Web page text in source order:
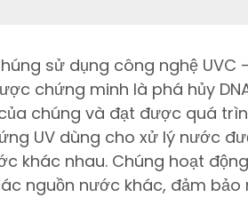
sử dụng công nghệ
chứng minh là phá hủy
chúng và đạt được quá
UV dùng cho xử lý nước
khác nhau. Chúng hoạt
nguồn nước khác, đảm bảo